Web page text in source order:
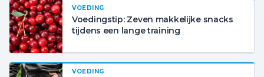
VOEDING
Voedingstip: Zeven makkelijke snacks
tijdens een lange training
VOEDING